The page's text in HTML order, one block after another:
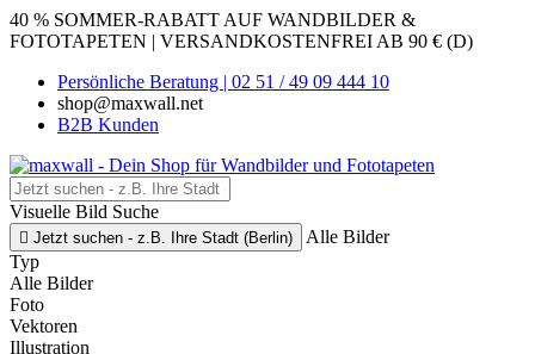
40 % SOMMER-RABATT AUF WANDBILDER &
FOTOTAPETEN | VERSANDKOSTENFREI AB 90 € (D)
Persönliche Beratung | 02 51 / 49 09 444 10
shop@maxwall.net
B2B Kunden
Visuelle Bild Suche
 Jetzt suchen - z.B. Ihre Stadt (Berlin)
Alle Bilder
Typ
Alle Bilder
Foto
Vektoren
Illustration